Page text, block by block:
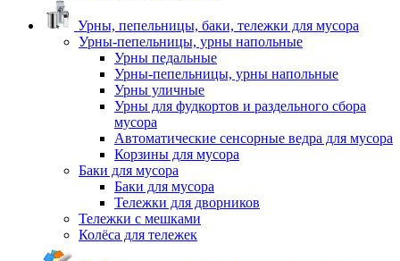
Урны, пепельницы, баки, тележки для мусора
Урны-пепельницы, урны напольные
Урны педальные
Урны-пепельницы, урны напольные
Урны уличные
Урны для фудкортов и раздельного сбора
мусора
Автоматические сенсорные ведра для мусора
Корзины для мусора
Баки для мусора
Баки для мусора
Тележки для дворников
Тележки с мешками
Колёса для тележек